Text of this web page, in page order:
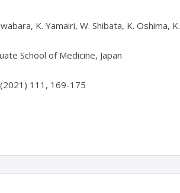
K. Yamairi, W. Shibata, K. Oshima,
School of Medicine, Japan
111, 169-175